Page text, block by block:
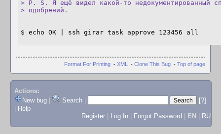
> P. S. Я ещё видел какой-то недокументированный
> одобрений.
$ echo OK | ssh girar task approve 123456 all
Format For Printing - XML - Clone This Bug - Top of page
Actions:
New bug
Search
[?]
Help
Register
Log In Forgot Password EN RU